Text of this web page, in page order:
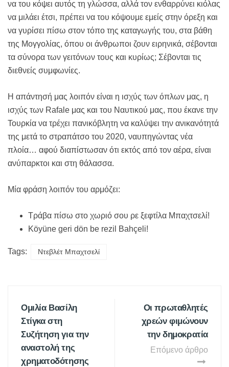
να του κόψει αυτός τη γλώσσα, αλλά τον ενθαρρύνει κιόλας
να μιλάει έτσι, πρέπει να του κόψουμε εμείς στην όρεξη και
να γυρίσει πίσω στον τόπο της καταγωγής του, στα βάθη
της Μογγολίας, όπου οι άνθρωποι ζουν ειρηνικά, σέβονται
τα σύνορα των γειτόνων τους και κυρίως; Σέβονται τις
διεθνείς συμφωνίες.
Η απάντησή μας λοιπόν είναι η ισχύς των όπλων μας, η
ισχύς των Rafale μας και του Ναυτικού μας, που έκανε την
Τουρκία να τρέχει πανικόβλητη να καλύψει την ανικανότητά
της μετά το στραπάτσο του 2020, ναυπηγώντας νέα
πλοία… αφού διαπίστωσαν ότι εκτός από τον αέρα, είναι
ανύπαρκτοι και στη θάλασσα.
Μία φράση λοιπόν του αρμόζει:
Τράβα πίσω στο χωριό σου ρε ξεφτίλα Μπαχτσελί!
Köyüne geri dön be rezil Bahçeli!
Tags: Ντεβλέτ Μπαχτσελί
Ομιλία Βασίλη
Στίγκα στη
Συζήτηση για την
αναστολή της
χρηματοδότησης
Οι πρωταθλητές
χρεών φιμώνουν
την δημοκρατία
Επόμενο άρθρο